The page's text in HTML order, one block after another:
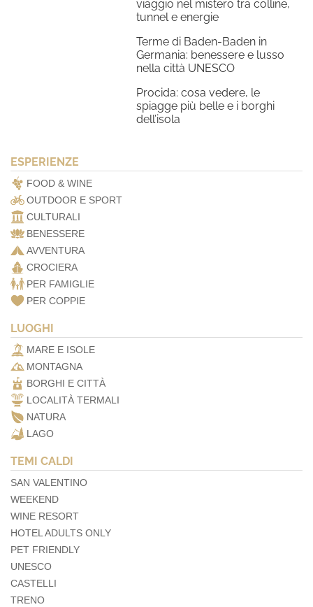
viaggio nel mistero tra colline,
tunnel e energie
Terme di Baden-Baden in
Germania: benessere e lusso
nella città UNESCO
Procida: cosa vedere, le
spiagge più belle e i borghi
dell’isola
ESPERIENZE
FOOD & WINE
OUTDOOR E SPORT
CULTURALI
BENESSERE
AVVENTURA
CROCIERA
PER FAMIGLIE
PER COPPIE
LUOGHI
MARE E ISOLE
MONTAGNA
BORGHI E CITTÀ
LOCALITÀ TERMALI
NATURA
LAGO
TEMI CALDI
SAN VALENTINO
WEEKEND
WINE RESORT
HOTEL ADULTS ONLY
PET FRIENDLY
UNESCO
CASTELLI
TRENO